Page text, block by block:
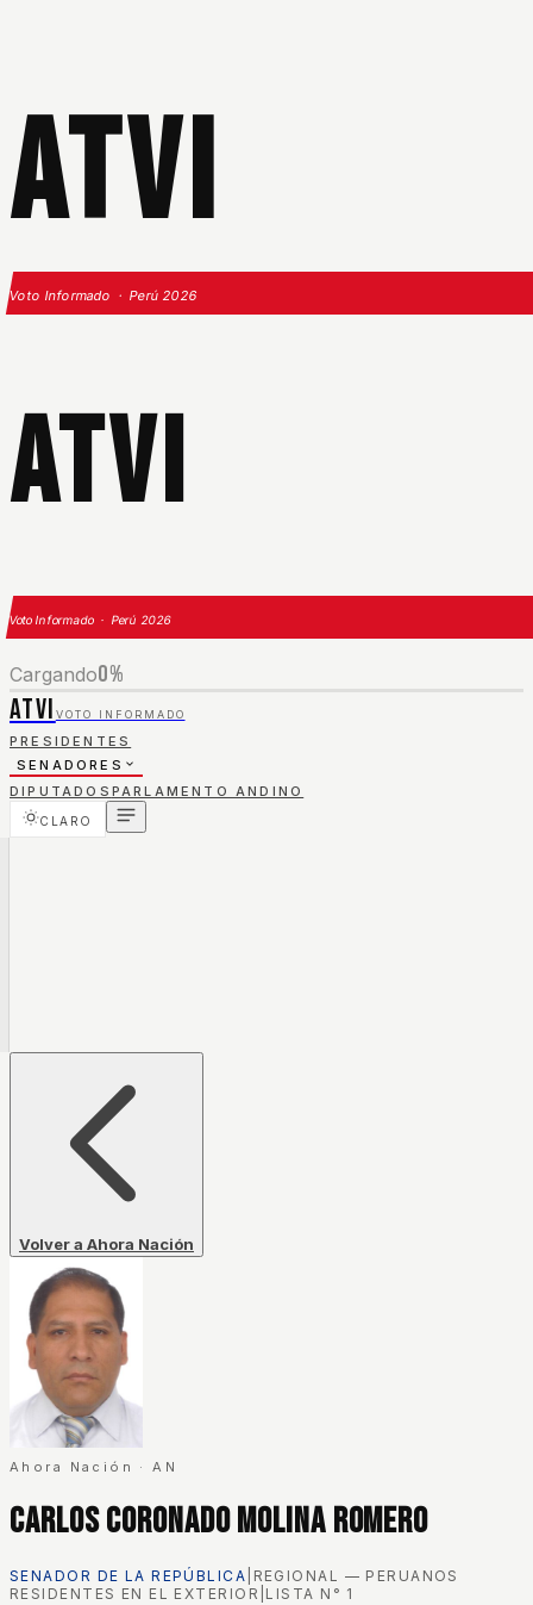
ATVI
Voto Informado · Perú 2026
ATVI
Voto Informado · Perú 2026
Cargando0%
ATVI VOTO INFORMADO
PRESIDENTES
SENADORES
DIPUTADOS PARLAMENTO ANDINO
CLARO
Volver a Ahora Nación
Ahora Nación ·AN
Carlos Coronado Molina Romero
SENADOR DE LA REPÚBLICA REGIONAL — PERUANOS
RESIDENTES EN EL EXTERIOR LISTA N° 1